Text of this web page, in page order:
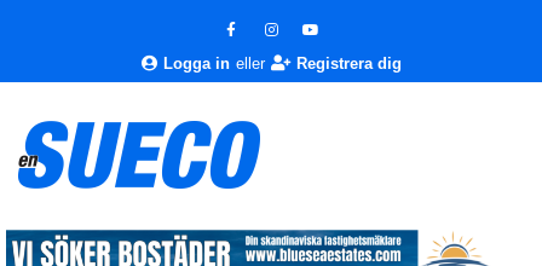
Logga in eller Registrera dig